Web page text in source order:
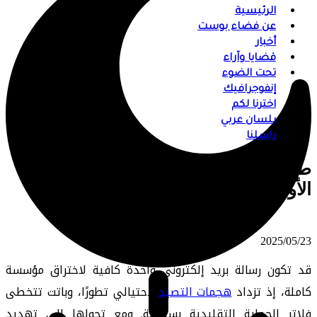
الرئيسية
عن فضاء بوست
أخبار
قضايا وآراء
تحت الضوء
إنفوجرافيك
اخترنا لكم
بلسان عربي
راسلنا
طريقة اكتشاف هجمات التصيد قبل فوات
الأوان
⠀ 2025/05/23
قد تكون رسالة بريد إلكتروني واحدة كافية لاختراق مؤسسة
كاملة، إذ تزدادهجمات التصيدالاحتيالي تطورًا، وباتت تتخطى